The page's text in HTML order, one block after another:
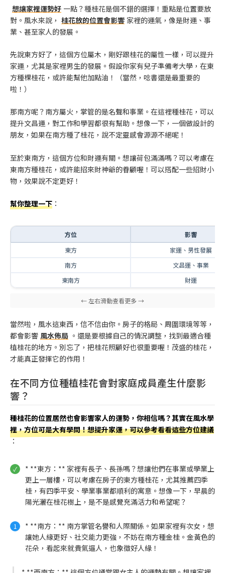
想讓家裡運勢好 一點？種桂花是個不錯的選擇！重點是位置要放
對。風水來說， 桂花放的位置會影響 家裡的運氣，像是財運、事
業、甚至家人的發展。
先說東方好了，這個方位屬木，剛好跟桂花的屬性一樣，可以提升
家運，尤其是家裡男生的發展。假設你家有兒子準備考大學，在東
方種棵桂花，或許能幫他加點油！（當然，唸書還是最重要的
啦！）
那南方呢？南方屬火，掌管的是名聲和事業。在這裡種桂花，可以
提升文昌運，對工作和學習都很有幫助。想像一下，一個做設計的
朋友，如果在南方種了桂花，說不定靈感會源源不絕呢！
至於東南方，這個方位和財運有關。想讓荷包滿滿嗎？可以考慮在
東南方種桂花，或許能招來財神爺的眷顧喔！可以搭配一些招財小
物，效果說不定更好！
幫你整理一下 ：
方位
影響
東方
家運、男性發展
南方
文昌運、事業
東南方
財運
當然啦，風水這東西，信不信由你。房子的格局、周圍環境等等，
都會影響 風水佈局 。還是要根據自己的情況調整，找到最適合種
植桂花的地方。別忘了，把桂花照顧好也很重要喔！茂盛的桂花，
才能真正發揮它的作用！
在不同方位種植桂花會對家庭成員產生什麼影
響？
種桂花的位置居然也會影響家人的運勢，你相信嗎？其實在風水學
裡，方位可是大有學問！想提升家運，可以參考看看這些方位建議
：
* **東方：** 家裡有長子、長孫嗎？想讓他們在事業或學業上
更上一層樓，可以考慮在房子的東方種桂花，尤其推薦四季
桂，有四季平安、學業事業都順利的寓意。想像一下，早晨的
陽光灑在桂花樹上，是不是感覺充滿活力和希望呢？
* **南方：** 南方掌管名譽和人際關係。如果家裡有次女，想
讓她人緣更好、社交能力更強，不妨在南方種金桂。金黃色的
花朵，看起來就貴氣逼人，也象徵好人緣！